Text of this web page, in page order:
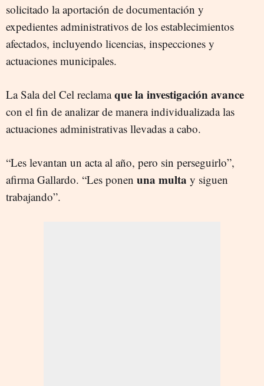
solicitado la aportación de documentación y
expedientes administrativos de los establecimientos
afectados, incluyendo licencias, inspecciones y
actuaciones municipales.
La Sala del Cel reclamaque la investigación avance
con el fin de analizar de manera individualizada las
actuaciones administrativas llevadas a cabo.
“Les levantan un acta al año, pero sin perseguirlo”,
afirma Gallardo. “Les ponen una multa y siguen
trabajando”.